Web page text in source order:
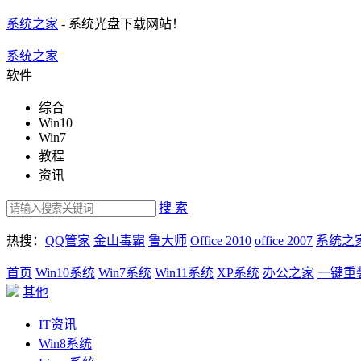
系统之家 - 系统光盘下载网站！
系统之家
软件
综合
Win10
Win7
教程
资讯
搜 索
热搜： QQ管家 金山毒霸 鲁大师 Office 2010 office 2007 系统之
首页 Win10系统 Win7系统 Win11系统 XP系统 办公之家 一键重
其他
IT资讯
Win8系统